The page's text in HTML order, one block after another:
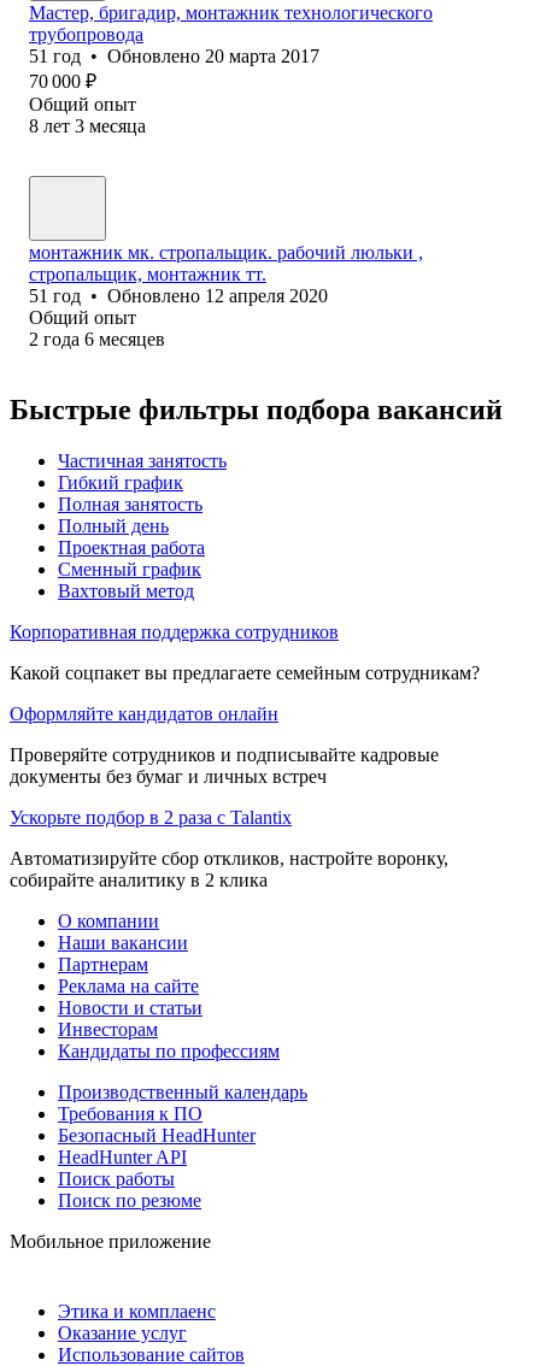
Мастер, бригадир, монтажник технологического
трубопровода
51 год • Обновлено 20 марта 2017
70 000 ₽
Общий опыт
8 лет 3 месяца
монтажник мк. стропальщик. рабочий люльки ,
стропальщик, монтажник тт.
51 год • Обновлено 12 апреля 2020
Общий опыт
2 года 6 месяцев
Быстрые фильтры подбора вакансий
Частичная занятость
Гибкий график
Полная занятость
Полный день
Проектная работа
Сменный график
Вахтовый метод
Корпоративная поддержка сотрудников
Какой соцпакет вы предлагаете семейным сотрудникам?
Оформляйте кандидатов онлайн
Проверяйте сотрудников и подписывайте кадровые
документы без бумаг и личных встреч
Ускорьте подбор в 2 раза с Talantix
Автоматизируйте сбор откликов, настройте воронку,
собирайте аналитику в 2 клика
О компании
Наши вакансии
Партнерам
Реклама на сайте
Новости и статьи
Инвесторам
Кандидаты по профессиям
Производственный календарь
Требования к ПО
Безопасный HeadHunter
HeadHunter API
Поиск работы
Поиск по резюме
Мобильное приложение
Этика и комплаенс
Оказание услуг
Использование сайтов